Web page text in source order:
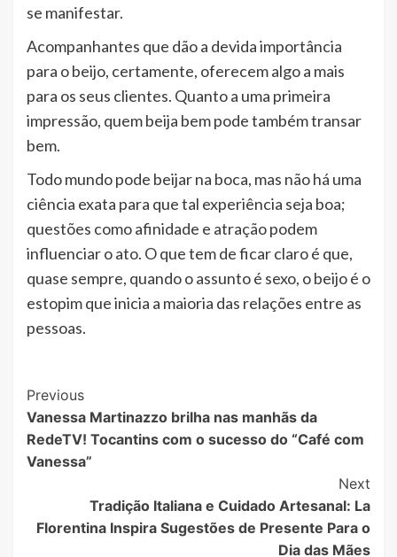
se manifestar.
Acompanhantes que dão a devida importância
para o beijo, certamente, oferecem algo a mais
para os seus clientes. Quanto a uma primeira
impressão, quem beija bem pode também transar
bem.
Todo mundo pode beijar na boca, mas não há uma
ciência exata para que tal experiência seja boa;
questões como afinidade e atração podem
influenciar o ato. O que tem de ficar claro é que,
quase sempre, quando o assunto é sexo, o beijo é o
estopim que inicia a maioria das relações entre as
pessoas.
Post
Navigation
Previous
Vanessa Martinazzo brilha nas manhãs da
RedeTV! Tocantins com o sucesso do “Café com
Vanessa”
Next
Tradição Italiana e Cuidado Artesanal: La
Florentina Inspira Sugestões de Presente Para o
Dia das Mães